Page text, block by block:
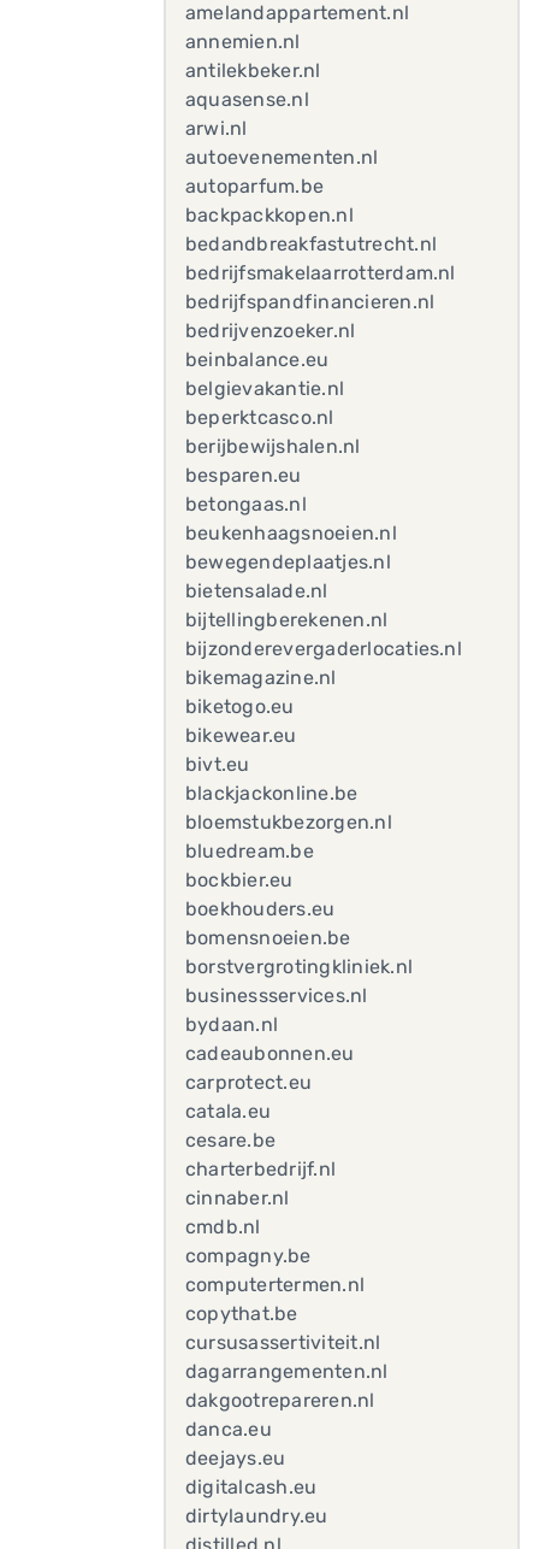
amelandappartement.nl
annemien.nl
antilekbeker.nl
aquasense.nl
arwi.nl
autoevenementen.nl
autoparfum.be
backpackkopen.nl
bedandbreakfastutrecht.nl
bedrijfsmakelaarrotterdam.nl
bedrijfspandfinancieren.nl
bedrijvenzoeker.nl
beinbalance.eu
belgievakantie.nl
beperktcasco.nl
berijbewijshalen.nl
besparen.eu
betongaas.nl
beukenhaagsnoeien.nl
bewegendeplaatjes.nl
bietensalade.nl
bijtellingberekenen.nl
bijzonderevergaderlocaties.nl
bikemagazine.nl
biketogo.eu
bikewear.eu
bivt.eu
blackjackonline.be
bloemstukbezorgen.nl
bluedream.be
bockbier.eu
boekhouders.eu
bomensnoeien.be
borstvergrotingkliniek.nl
businessservices.nl
bydaan.nl
cadeaubonnen.eu
carprotect.eu
catala.eu
cesare.be
charterbedrijf.nl
cinnaber.nl
cmdb.nl
compagny.be
computertermen.nl
copythat.be
cursusassertiviteit.nl
dagarrangementen.nl
dakgootrepareren.nl
danca.eu
deejays.eu
digitalcash.eu
dirtylaundry.eu